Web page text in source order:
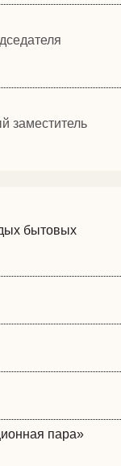
заместитель
бытовых
пара»